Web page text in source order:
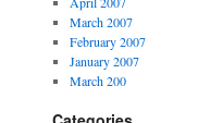
March 2007
February 2007
January 2007
March 200